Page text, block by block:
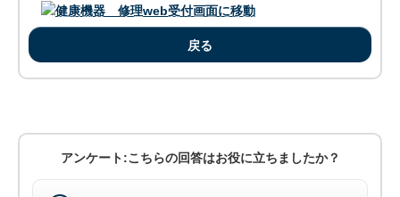
戻る
アンケート:こちらの回答はお役に立ちましたか？